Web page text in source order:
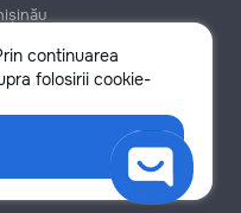
continuarea
folosirii cookie-